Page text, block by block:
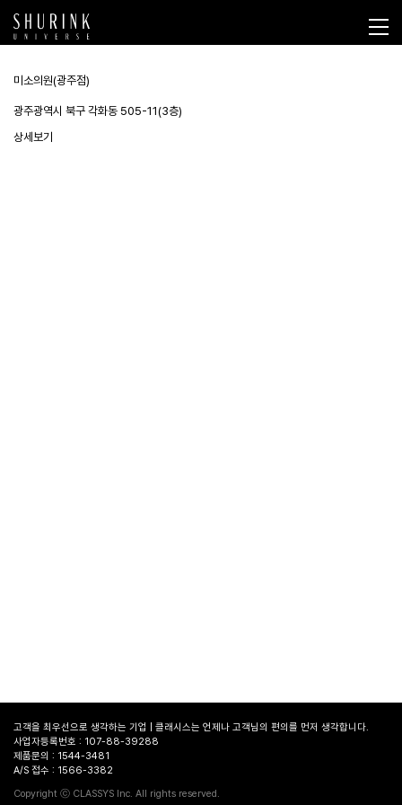
미소의원(광주점)
광주광역시 북구 각화동 505-11(3층)
상세보기
고객을 최우선으로 생각하는 기업 | 클래시스는 언제나 고객님의 편의를 먼저 생각합니다.
사업자등록번호 : 107-88-39288
제품문의 : 1544-3481
A/S 접수 : 1566-3382
Copyright ⓒ CLASSYS Inc. All rights reserved.